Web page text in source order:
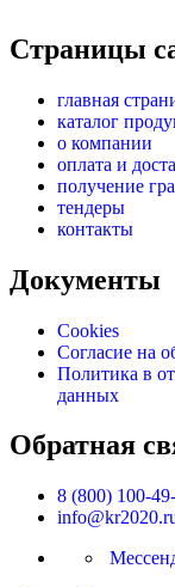
Страницы
главная
каталог
о компании
оплата и
получение
тендеры
контакты
Документы
Cookies
Согласие на
Политика в
данных
Обратная
8 (800) 100-